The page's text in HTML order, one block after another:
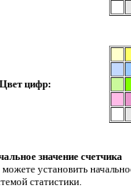
цифр:
значение счетчика
установить
статистики.